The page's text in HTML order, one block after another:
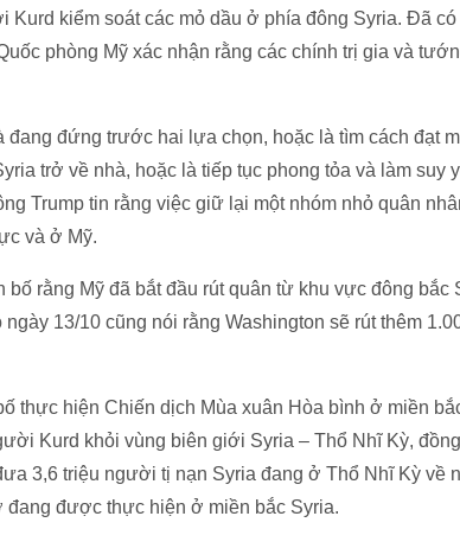
Kurd kiểm soát các mỏ dầu ở phía đông Syria. Đã
phòng Mỹ xác nhận rằng các chính trị gia và
đang đứng trước hai lựa chọn, hoặc là tìm cách đạt
trở về nhà, hoặc là tiếp tục phong tỏa và làm suy
Trump tin rằng việc giữ lại một nhóm nhỏ quân
và ở Mỹ.
bố rằng Mỹ đã bắt đầu rút quân từ khu vực đông bắc
13/10 cũng nói rằng Washington sẽ rút thêm
thực hiện Chiến dịch Mùa xuân Hòa bình ở miền
Kurd khỏi vùng biên giới Syria – Thổ Nhĩ Kỳ,
3,6 triệu người tị nạn Syria đang ở Thổ Nhĩ Kỳ về
đang được thực hiện ở miền bắc Syria.